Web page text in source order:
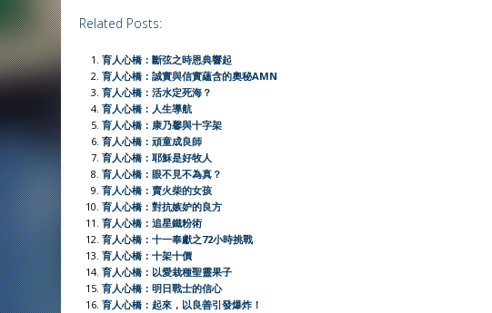
c
e
b
o
o
k
a
t
s
A
p
p
h
a
t
t
t
e
r
e
l
Related Posts:
育人心橋：斷弦之時恩典響起
育人心橋：誠實與信實蘊含的奧秘AMN
育人心橋：活水定死海？
育人心橋：人生導航
育人心橋：康乃馨與十字架
育人心橋：頑童成良師
育人心橋：耶穌是好牧人
育人心橋：眼不見不為真？
育人心橋：賣火柴的女孩
育人心橋：對抗嫉妒的良方
育人心橋：追星鐵粉術
育人心橋：十一奉獻之72小時挑戰
育人心橋：十架十價
育人心橋：以愛栽種聖靈果子
育人心橋：明日戰士的信心
育人心橋：起來，以良善引發爆炸！